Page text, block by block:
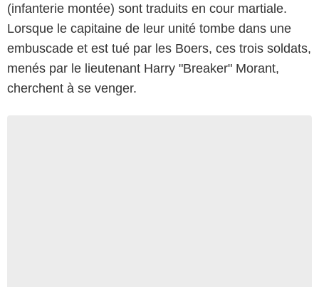
(infanterie montée) sont traduits en cour martiale.
Lorsque le capitaine de leur unité tombe dans une
embuscade et est tué par les Boers, ces trois soldats,
menés par le lieutenant Harry "Breaker" Morant,
cherchent à se venger.